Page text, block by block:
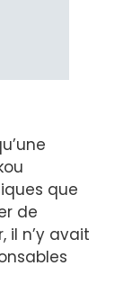
que
de
il n’y avait